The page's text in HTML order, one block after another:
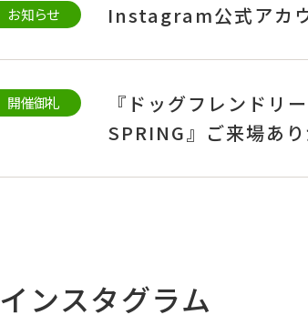
お知らせ Instagram公式アカ
開催御礼
『ドッグフレンドリ
SPRING』ご来場あ
インスタグラム